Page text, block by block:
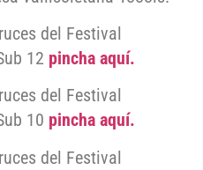
del Festival
12 pincha aquí.
del Festival
10 pincha aquí.
del Festival